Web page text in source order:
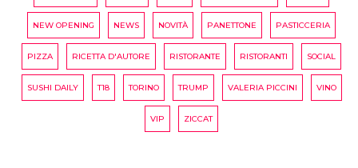
NEW OPENING NEWS NOVITÀ PANETTONE PASTICCERIA
PIZZA RICETTA D'AUTORE RISTORANTE RISTORANTI SOCIAL
SUSHI DAILY T18 TORINO TRUMP VALERIA PICCINI VINO
VIP ZICCAT